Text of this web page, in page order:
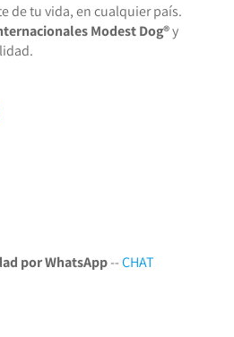
de tu vida, en cualquier país.
Modest Dog®️y
por WhatsApp--CHAT